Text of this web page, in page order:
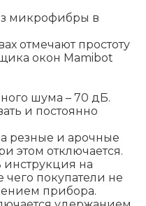
микрофибры в
отмечают простоту
окон Mamibot
шума – 70 дБ.
и постоянно
резные и арочные
этом отключается.
инструкция на
чего покупатели не
прибора.